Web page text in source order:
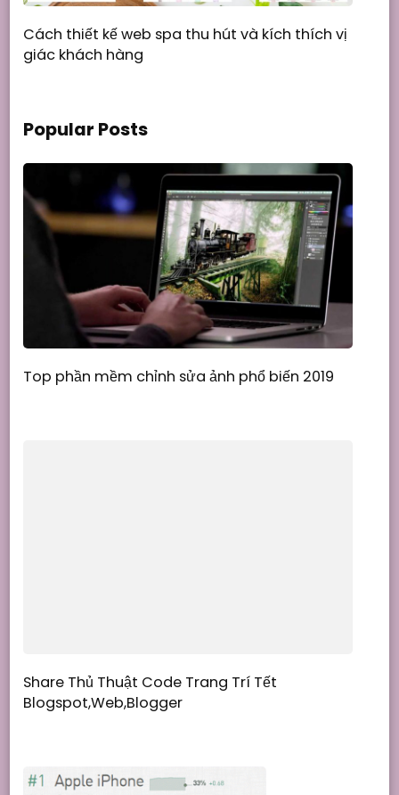
Cách thiết kế web spa thu hút và kích thích vị
giác khách hàng
Popular Posts
Top phần mềm chỉnh sửa ảnh phổ biến 2019
Share Thủ Thuật Code Trang Trí Tết
Blogspot,Web,Blogger